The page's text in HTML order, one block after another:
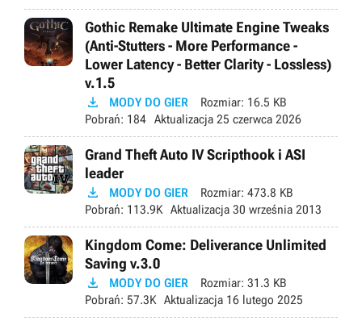
Gothic Remake Ultimate Engine Tweaks
(Anti-Stutters - More Performance -
Lower Latency - Better Clarity - Lossless)
v.1.5
 MODY DO GIER Rozmiar: 16.5 KB
Pobrań: 184 Aktualizacja 25 czerwca 2026
Grand Theft Auto IV Scripthook i ASI
leader
 MODY DO GIER Rozmiar: 473.8 KB
Pobrań: 113.9K Aktualizacja 30 września 2013
Kingdom Come: Deliverance Unlimited
Saving v.3.0
 MODY DO GIER Rozmiar: 31.3 KB
Pobrań: 57.3K Aktualizacja 16 lutego 2025